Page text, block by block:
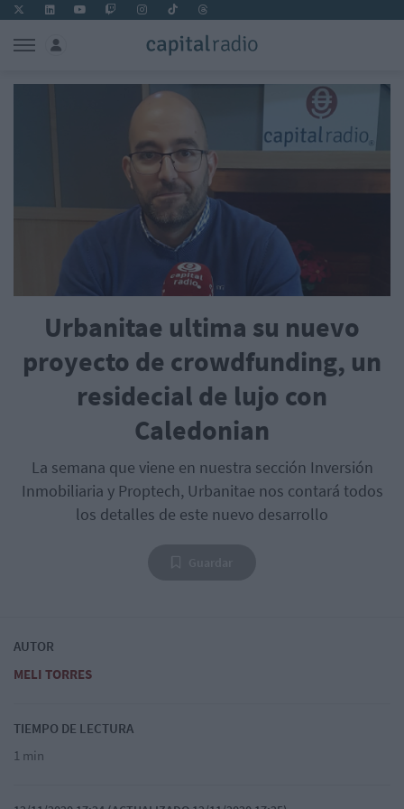
Urbanitae ultima su nuevo
proyecto de crowdfunding, un
residecial de lujo con
Caledonian
La semana que viene en nuestra sección Inversión
Inmobiliaria y Proptech, Urbanitae nos contará todos
los detalles de este nuevo desarrollo
AUTOR
MELI TORRES
TIEMPO DE LECTURA
1 min